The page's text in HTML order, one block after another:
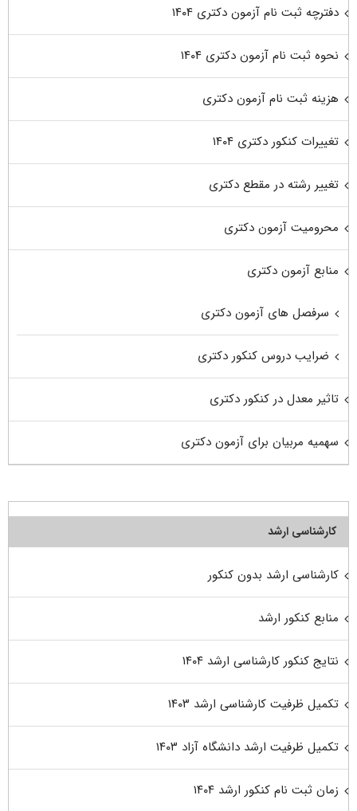
دفترچه ثبت نام آزمون دکتری ۱۴۰۴
نحوه ثبت نام آزمون دکتری ۱۴۰۴
هزینه ثبت نام آزمون دکتری
تغییرات کنکور دکتری ۱۴۰۴
تغییر رشته در مقطع دکتری
محرومیت آزمون دکتری
منابع آزمون دکتری
سرفصل های آزمون دکتری
ضرایب دروس کنکور دکتری
تاثیر معدل در کنکور دکتری
سهمیه مربیان برای آزمون دکتری
کارشناسی ارشد
کارشناسی ارشد بدون کنکور
منابع کنکور ارشد
نتایج کنکور کارشناسی ارشد ۱۴۰۴
تکمیل ظرفیت کارشناسی ارشد ۱۴۰۳
تکمیل ظرفیت ارشد دانشگاه آزاد ۱۴۰۳
زمان ثبت نام کنکور ارشد ۱۴۰۴